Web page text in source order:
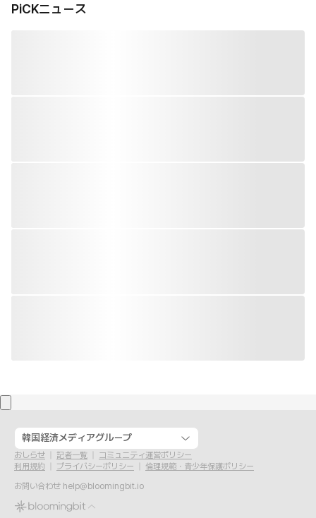
PiCKニュース
韓国経済メディアグループ
おしらせ 記者一覧
コミュニティ運営ポリシー
利用規約
プライバシーポリシー
倫理規範・青少年保護ポリシー
お問い合わせ help@bloomingbit.io